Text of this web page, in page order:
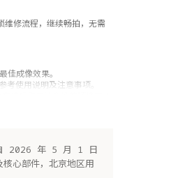
维修流程，继续畅拍，无需
成像效果。
使用说明及注意事项。
装后您无法在推荐环境下更
机和可拆换镜片套装一起寄
自 2026 年 5 月 1 日
心部件，北京地区用